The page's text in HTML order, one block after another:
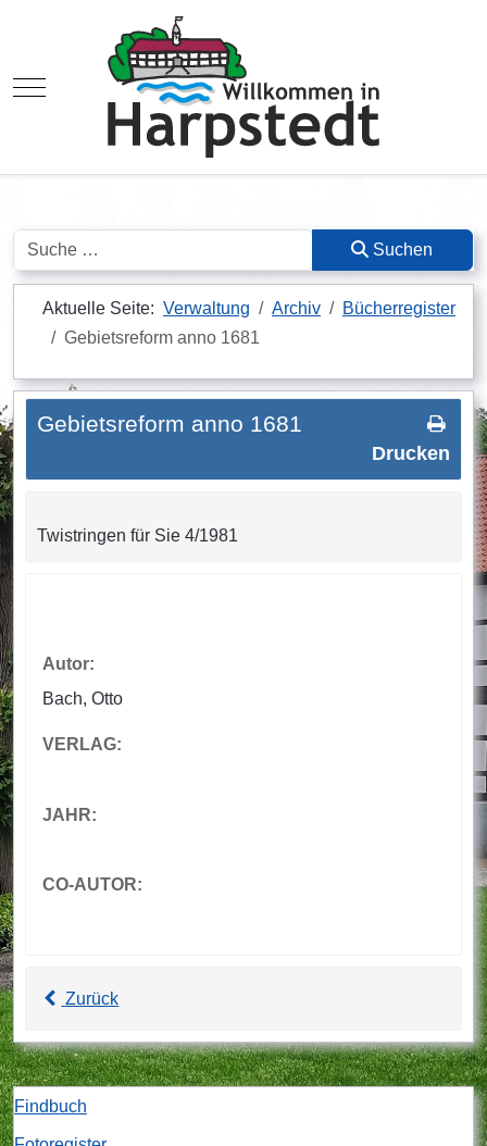
Mobile Menu Toggle
Suchen Suchen
Aktuelle Seite: Verwaltung Archiv
Bücherregister
Gebietsreform anno 1681
Drucken
Gebietsreform anno 1681
Twistringen für Sie 4/1981
Autor:
Bach, Otto
VERLAG:
JAHR:
CO-AUTOR:
Zurück
Findbuch